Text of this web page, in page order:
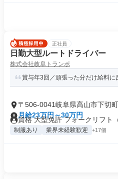
正社員
日勤大型ルートドライバー
株式会社岐阜トランポ
賞与年3回／頑張った分だけ給料に
〒506-0041岐阜県高山市下切町
月給23万円～30万円
資格 大型免許 フォークリフト
制服あり 業界未経験歓迎 +17個